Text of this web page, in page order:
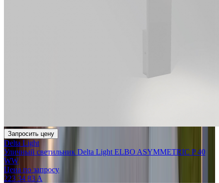
Запросить цену
Delta Light
Уличный светильник Delta Light ELBO ASYMMETRIC P 40
WW
Цена по запросу
223 34 83 A